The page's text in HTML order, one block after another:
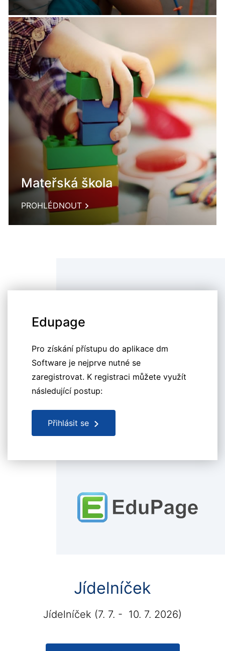
Mateřská škola
PROHLÉDNOUT
Edupage
Pro získání přístupu do aplikace dm
Software je nejprve nutné se
zaregistrovat. K registraci můžete využít
následující postup:
Přihlásit se
Jídelníček
Jídelníček (7. 7. - 10. 7. 2026)